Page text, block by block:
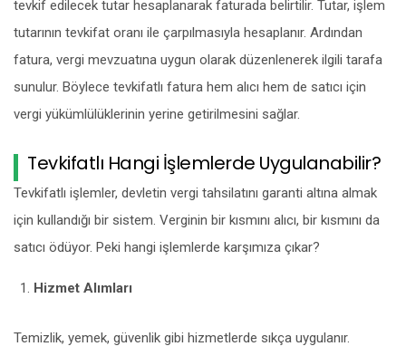
tevkif edilecek tutar hesaplanarak faturada belirtilir. Tutar, işlem
tutarının tevkifat oranı ile çarpılmasıyla hesaplanır. Ardından
fatura, vergi mevzuatına uygun olarak düzenlenerek ilgili tarafa
sunulur. Böylece tevkifatlı fatura hem alıcı hem de satıcı için
vergi yükümlülüklerinin yerine getirilmesini sağlar.
Tevkifatlı Hangi İşlemlerde Uygulanabilir?
Tevkifatlı işlemler, devletin vergi tahsilatını garanti altına almak
için kullandığı bir sistem. Verginin bir kısmını alıcı, bir kısmını da
satıcı ödüyor. Peki hangi işlemlerde karşımıza çıkar?
Hizmet Alımları
Temizlik, yemek, güvenlik gibi hizmetlerde sıkça uygulanır.